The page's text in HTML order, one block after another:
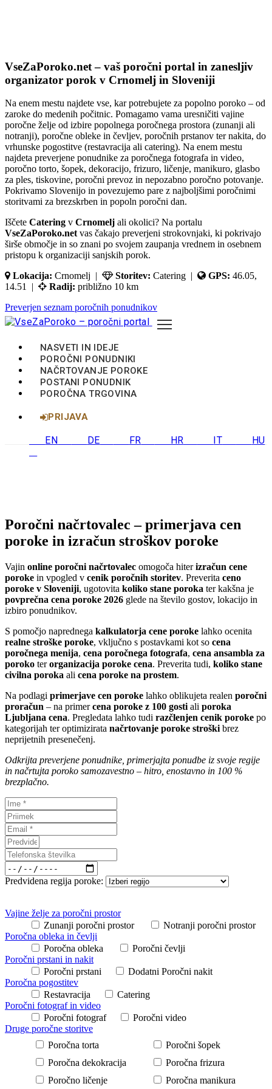
VseZaPoroko.net – Poročni
VseZaPoroko.net – vaš poročni portal in zanesljiv
organizator porok v Crnomelj in Sloveniji
Na enem mestu najdete vse, kar potrebujete za popolno poroko – od
zaroke do medenih počitnic. Pomagamo vama uresničiti vajine
poročne želje od izbire popolnega poročnega prostora (zunanji ali
notranji), poročne obleke in čevljev, poročnih prstanov ter nakita, do
vrhunske pogostitve (restavracija ali catering). Na enem mestu
najdeta preverjene ponudnike za poročnega fotografa in video,
poročno torto, šopek, dekoracijo, frizuro, ličenje, manikuro, glasbo
za ples, tiskovine, poročni prevoz in nepozabno poročno potovanje.
Pokrivamo Slovenijo in povezujemo pare z najboljšimi poročnimi
storitvami za brezskrben in popoln poročni dan.
Iščete Catering v Crnomelj ali okolici? Na portalu
VseZaPoroko.netvas čakajo preverjeni strokovnjaki, ki pokrivajo
širše območje in so znani po svojem zaupanja vrednem in osebnem
pristopu k organizaciji sanjskih porok.
Lokacija: Crnomelj | Storitev: Catering | GPS: 46.05,
14.51 |
Radij: približno 10 km
Preverjen seznam poročnih ponudnikov
NASVETI IN IDEJE
POROČNI PONUDNIKI
NAČRTOVANJE POROKE
POSTANI PONUDNIK
POROČNA TRGOVINA
PRIJAVA
EN DE FR HR IT HU
Poročni načrtovalec – primerjava cen
poroke in izračun stroškov poroke
Vajin online poročni načrtovalec omogoča hiterizračun cene
poroke in vpogled v cenik poročnih storitev. Preverita ceno
poroke v Sloveniji, ugotovita koliko stane poroka ter kakšna je
povprečna cena poroke 2026 glede na število gostov, lokacijo in
izbiro ponudnikov.
S pomočjo naprednega kalkulatorja cene poroke lahko ocenita
realne stroške poroke, vključno s postavkami kot so cena
poročnega menija, cena poročnega fotografa, cena ansambla za
poroko terorganizacija poroke cena. Preverita tudi, koliko stane
civilna poroka ali cena poroke na prostem.
Na podlagi primerjave cen poroke lahko oblikujeta realen poročni
proračun – na primercena poroke z 100 gosti ali poroka
Ljubljana cena. Pregledata lahko tudi razčlenjen cenik poroke po
kategorijah ter optimizirata načrtovanje poroke stroški brez
neprijetnih presenečenj.
Odkrijta preverjene ponudnike, primerjajta ponudbe iz svoje regije
in načrtujta poroko samozavestno – hitro, enostavno in 100 %
brezplačno.
Predvidena regija poroke:
Vajine želje za poročni prostor
Zunanji poročni prostor
Notranji poročni prostor
Poročna obleka in čevlji
Poročna obleka
Poročni čevlji
Poročni prstani in nakit
Poročni prstani
Dodatni Poročni nakit
Poročna pogostitev
Restavracija
Catering
Poročni fotograf in video
Poročni fotograf
Poročni video
Druge poročne storitve
Poročna torta
Poročni šopek
Poročna dekokracija
Poročna frizura
Poročno ličenje
Poročna manikura